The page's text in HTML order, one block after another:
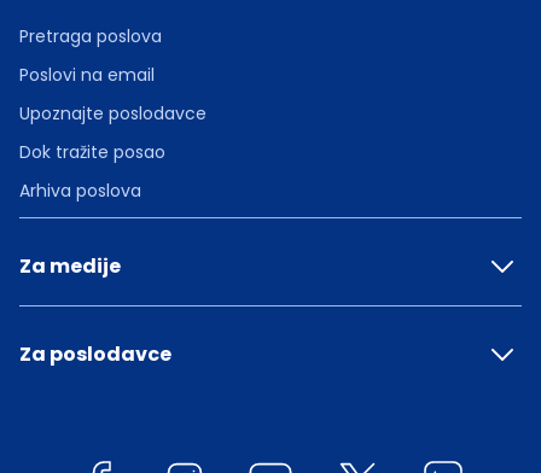
Pretraga poslova
Poslovi na email
Upoznajte poslodavce
Dok tražite posao
Arhiva poslova
Za medije
Za poslodavce